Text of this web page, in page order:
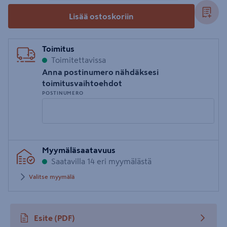
Lisää ostoskoriin
Toimitus
Toimitettavissa
Anna postinumero nähdäksesi
toimitusvaihtoehdot
POSTINUMERO
postinumero
Myymäläsaatavuus
Saatavilla 14 eri myymälästä
Valitse myymälä
Esite (PDF)
avautuu uuteen välilehteen